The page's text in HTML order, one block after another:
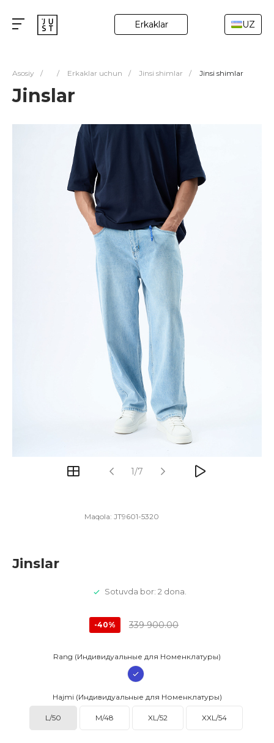
Erkaklar UZ
Asosiy / / Erkaklar uchun / Jinsi shimlar / Jinsi shimlar
Jinslar
1/7
Maqola: JT9601-5320
Jinslar
Sotuvda bor: 2 dona.
-40% 339 900.00
Rang (Индивидуальные для Номенклатуры)
Hajmi (Индивидуальные для Номенклатуры)
L/50 M/48 XL/52 XXL/54